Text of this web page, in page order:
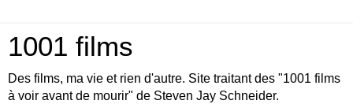
1001 films
Des films, ma vie et rien d'autre. Site traitant des "1001 films
à voir avant de mourir" de Steven Jay Schneider.